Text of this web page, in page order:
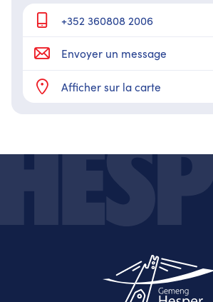
+352 360808 2006
Envoyer un message
Afficher sur la carte